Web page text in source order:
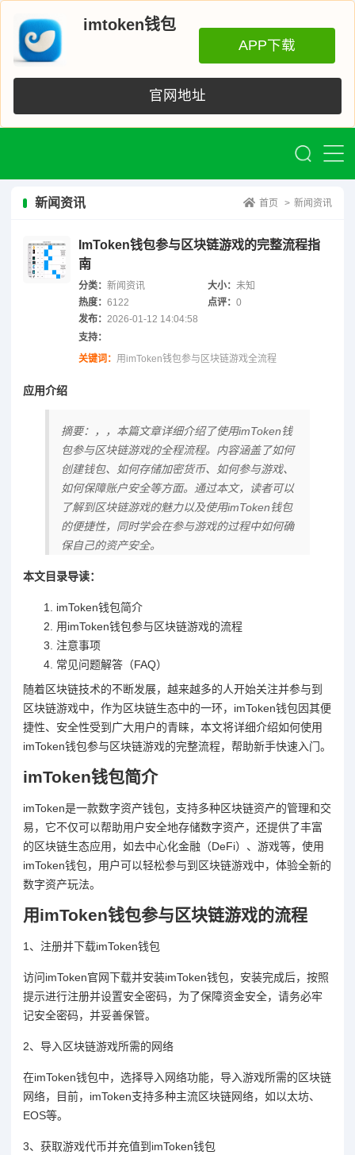
imtoken钱包
APP下载
官网地址
新闻资讯 首页 > 新闻资讯
ImToken钱包参与区块链游戏的完整流程指
南
分类： 新闻资讯 大小：未知
热度： 6122 点评：0
发布： 2026-01-12 14:04:58
支持：
关键词： 用imToken钱包参与区块链游戏全流程
应用介绍
摘要：，，本篇文章详细介绍了使用imToken钱
包参与区块链游戏的全程流程。内容涵盖了如何
创建钱包、如何存储加密货币、如何参与游戏、
如何保障账户安全等方面。通过本文，读者可以
了解到区块链游戏的魅力以及使用imToken钱包
的便捷性，同时学会在参与游戏的过程中如何确
保自己的资产安全。
本文目录导读：
imToken钱包简介
用imToken钱包参与区块链游戏的流程
注意事项
常见问题解答（FAQ）
随着区块链技术的不断发展，越来越多的人开始关注并参与到
区块链游戏中，作为区块链生态中的一环，imToken钱包因其便
捷性、安全性受到广大用户的青睐，本文将详细介绍如何使用
imToken钱包参与区块链游戏的完整流程，帮助新手快速入门。
imToken钱包简介
imToken是一款数字资产钱包，支持多种区块链资产的管理和交
易，它不仅可以帮助用户安全地存储数字资产，还提供了丰富
的区块链生态应用，如去中心化金融（DeFi）、游戏等，使用
imToken钱包，用户可以轻松参与到区块链游戏中，体验全新的
数字资产玩法。
用imToken钱包参与区块链游戏的流程
1、注册并下载imToken钱包
访问imToken官网下载并安装imToken钱包，安装完成后，按照
提示进行注册并设置安全密码，为了保障资金安全，请务必牢
记安全密码，并妥善保管。
2、导入区块链游戏所需的网络
在imToken钱包中，选择导入网络功能，导入游戏所需的区块链
网络，目前，imToken支持多种主流区块链网络，如以太坊、
EOS等。
3、获取游戏代币并充值到imToken钱包